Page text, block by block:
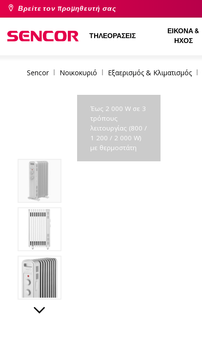
Βρείτε τον προμηθευτή σας
ΤΗΛΕΟΡΆΣΕΙΣ
ΕΙΚΌΝΑ &
ΉΧΟΣ
Sencor Νοικοκυριό Εξαερισμός & Κλιματισμός
Έως 2 000 W σε 3
τρόπους
λειτουργίας (800 /
1 200 / 2 000 W)
με θερμοστάτη